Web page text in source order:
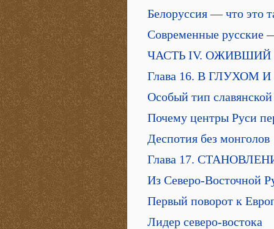
Белоруссия — что это
Современные русские
ЧАСТЬ IV.
Глава 16. В ГЛУХОМ
Особый тип
Почему центры Руси
Деспотия без монголов
Глава 17.
Из Северо-Восточной
Первый поворот к
Лидер северо-востока